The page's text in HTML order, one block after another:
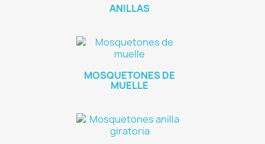
ANILLAS
MOSQUETONES DE
MUELLE